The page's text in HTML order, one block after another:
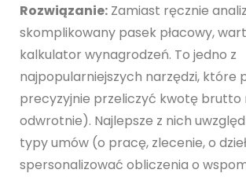
Rozwiązanie: Zamiast ręcznie
skomplikowany pasek płacowy,
kalkulator wynagrodzeń. To jedno z
najpopularniejszych narzędzi, które
precyzyjnie przeliczyć kwotę brutto
odwrotnie). Najlepsze z nich
typy umów (o pracę, zlecenie, o
spersonalizować obliczenia o